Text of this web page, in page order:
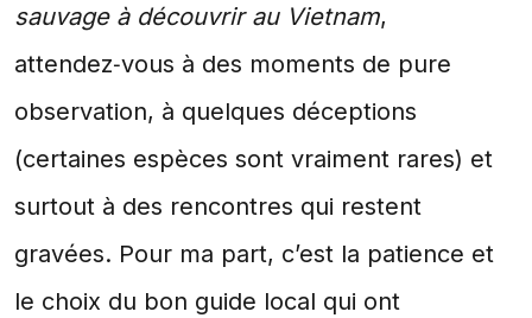
sauvage à découvrir au Vietnam,
attendez‑vous à des moments de pure
observation, à quelques déceptions
(certaines espèces sont vraiment rares) et
surtout à des rencontres qui restent
gravées. Pour ma part, c’est la patience et
le choix du bon guide local qui ont